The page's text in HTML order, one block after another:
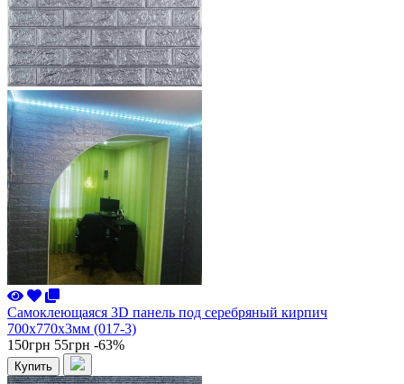
Самоклеющаяся 3D панель под серебряный кирпич
700x770x3мм (017-3)
150грн 55грн -63%
Купить